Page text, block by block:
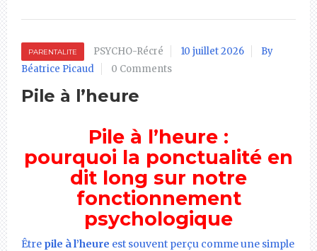
PARENTALITE PSYCHO-Récré 10 juillet 2026
By
Béatrice Picaud
0 Comments
Pile à l’heure
Pile à l’heure :
pourquoi la ponctualité en
dit long sur notre
fonctionnement
psychologique
Être pile à l’heure est souvent perçu comme une simple